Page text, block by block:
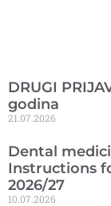
DRUGI
godina
21.07.2026
Dental
Instructions
2026/27
10.07.2026